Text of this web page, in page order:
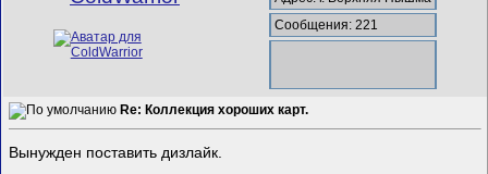
Сообщения: 221
Re: Коллекция хороших карт.
Вынужден поставить дизлайк.